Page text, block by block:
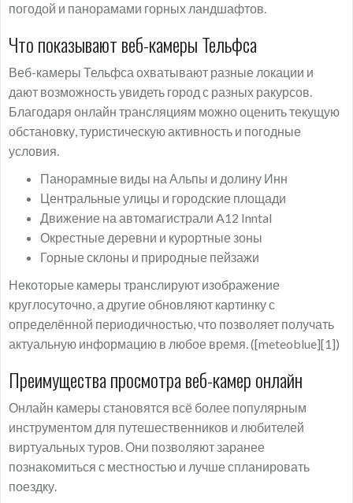
погодой и панорамами горных ландшафтов.
Что показывают веб-камеры Тельфса
Веб-камеры Тельфса охватывают разные локации и
дают возможность увидеть город с разных ракурсов.
Благодаря онлайн трансляциям можно оценить текущую
обстановку, туристическую активность и погодные
условия.
Панорамные виды на Альпы и долину Инн
Центральные улицы и городские площади
Движение на автомагистрали A12 Inntal
Окрестные деревни и курортные зоны
Горные склоны и природные пейзажи
Некоторые камеры транслируют изображение
круглосуточно, а другие обновляют картинку с
определённой периодичностью, что позволяет получать
актуальную информацию в любое время. ([meteoblue][1])
Преимущества просмотра веб-камер онлайн
Онлайн камеры становятся всё более популярным
инструментом для путешественников и любителей
виртуальных туров. Они позволяют заранее
познакомиться с местностью и лучше спланировать
поездку.